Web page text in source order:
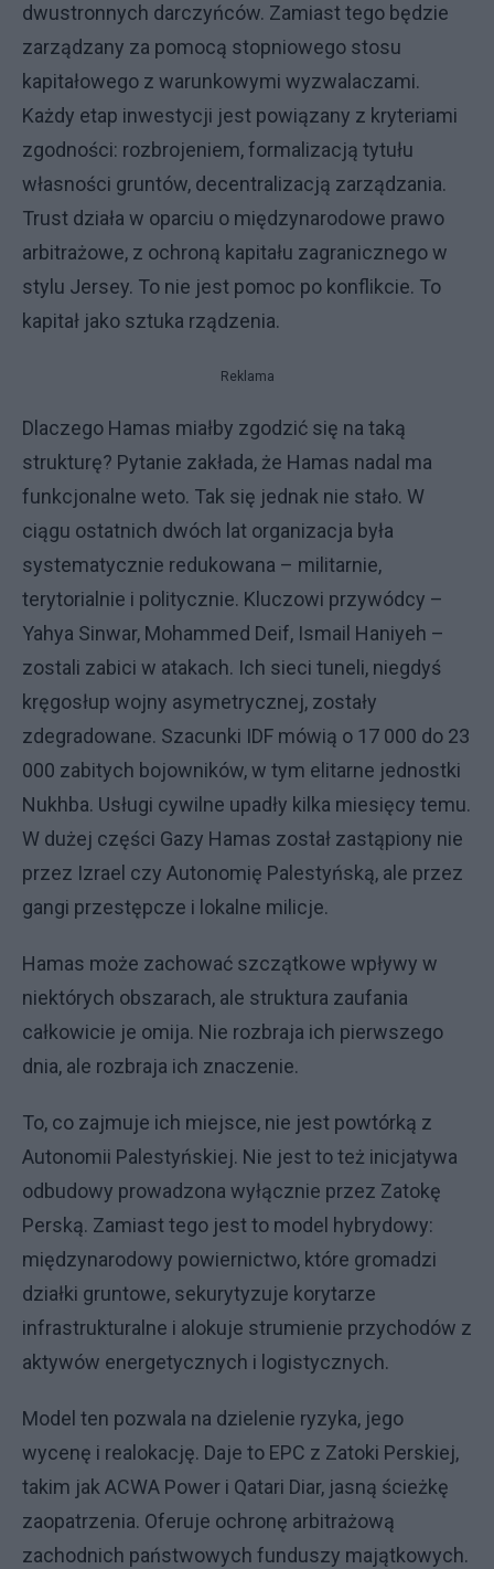
dwustronnych darczyńców. Zamiast tego będzie
zarządzany za pomocą stopniowego stosu
kapitałowego z warunkowymi wyzwalaczami.
Każdy etap inwestycji jest powiązany z kryteriami
zgodności: rozbrojeniem, formalizacją tytułu
własności gruntów, decentralizacją zarządzania.
Trust działa w oparciu o międzynarodowe prawo
arbitrażowe, z ochroną kapitału zagranicznego w
stylu Jersey. To nie jest pomoc po konflikcie. To
kapitał jako sztuka rządzenia.
Reklama
Dlaczego Hamas miałby zgodzić się na taką
strukturę? Pytanie zakłada, że Hamas nadal ma
funkcjonalne weto. Tak się jednak nie stało. W
ciągu ostatnich dwóch lat organizacja była
systematycznie redukowana – militarnie,
terytorialnie i politycznie. Kluczowi przywódcy –
Yahya Sinwar, Mohammed Deif, Ismail Haniyeh –
zostali zabici w atakach. Ich sieci tuneli, niegdyś
kręgosłup wojny asymetrycznej, zostały
zdegradowane. Szacunki IDF mówią o 17 000 do 23
000 zabitych bojowników, w tym elitarne jednostki
Nukhba. Usługi cywilne upadły kilka miesięcy temu.
W dużej części Gazy Hamas został zastąpiony nie
przez Izrael czy Autonomię Palestyńską, ale przez
gangi przestępcze i lokalne milicje.
Hamas może zachować szczątkowe wpływy w
niektórych obszarach, ale struktura zaufania
całkowicie je omija. Nie rozbraja ich pierwszego
dnia, ale rozbraja ich znaczenie.
To, co zajmuje ich miejsce, nie jest powtórką z
Autonomii Palestyńskiej. Nie jest to też inicjatywa
odbudowy prowadzona wyłącznie przez Zatokę
Perską. Zamiast tego jest to model hybrydowy:
międzynarodowy powiernictwo, które gromadzi
działki gruntowe, sekurytyzuje korytarze
infrastrukturalne i alokuje strumienie przychodów z
aktywów energetycznych i logistycznych.
Model ten pozwala na dzielenie ryzyka, jego
wycenę i realokację. Daje to EPC z Zatoki Perskiej,
takim jak ACWA Power i Qatari Diar, jasną ścieżkę
zaopatrzenia. Oferuje ochronę arbitrażową
zachodnich państwowych funduszy majątkowych.